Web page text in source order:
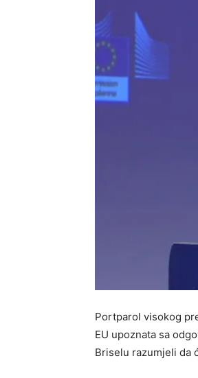
Portparol visokog
EU upoznata sa
Briselu razumjeli da